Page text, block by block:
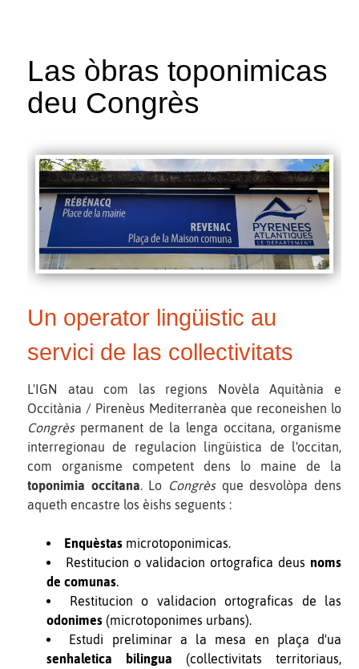
Las òbras toponimicas
deu Congrès
Un operator lingüistic au
servici de las collectivitats
L'IGN atau com las regions Novèla Aquitània e
Occitània / Pirenèus Mediterranèa que reconeishen lo
Congrèspermanent de la lenga occitana, organisme
interregionau de regulacion lingüistica de l'occitan,
com organisme competent dens lo maine de la
toponimia occitana. Lo Congrès que desvolòpa dens
aqueth encastre los èishs seguents :
Enquèstas microtoponimicas.
Restitucion o validacion ortografica deus noms
de comunas.
Restitucion o validacion ortograficas de las
odonimes (microtoponimes urbans).
Estudi preliminar a la mesa en plaça d'ua
senhaletica bilingua (collectivitats territoriaus,